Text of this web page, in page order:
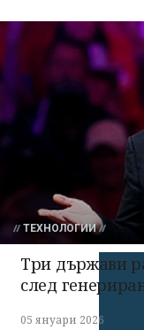
ТЕХНОЛОГИИ
Три държави
след
05 януари 2026